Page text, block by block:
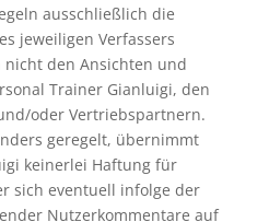
ausschließlich die
jeweiligen Verfassers
den Ansichten und
Trainer Gianluigi, den
oder Vertriebspartnern.
geregelt, übernimmt
keinerlei Haftung für
sich eventuell infolge der
Nutzerkommentare auf